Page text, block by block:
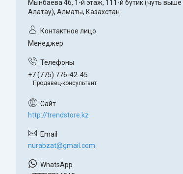
Мынбаева 46, 1-й этаж, 111-й бутик (чуть выше
Алатау), Алматы, Казахстан
Менеджер
+7 (775) 776-42-45
Продавец-консультант
http://trendstore.kz
nurabzat@gmail.com